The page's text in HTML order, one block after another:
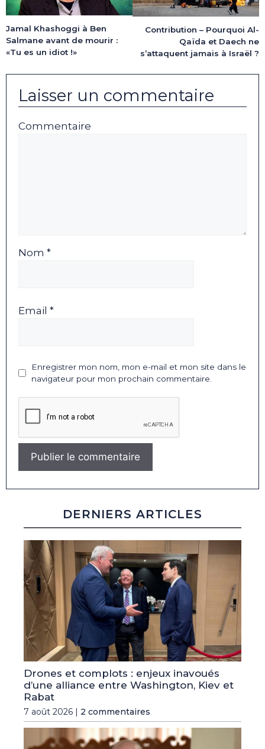
Jamal Khashoggi à Ben
Salmane avant de mourir :
«Tu es un idiot !»
Contribution – Pourquoi Al-
Qaïda et Daech ne
s’attaquent jamais à Israël ?
Laisser un commentaire
Commentaire
Nom *
Email *
Enregistrer mon nom, mon e-mail et mon site dans le
navigateur pour mon prochain commentaire.
DERNIERS ARTICLES
Drones et complots : enjeux inavoués
d’une alliance entre Washington, Kiev et
Rabat
7 août 2026 | 2 commentaires